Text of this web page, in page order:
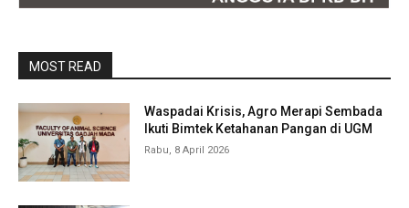
MOST READ
Waspadai Krisis, Agro Merapi Sembada
Ikuti Bimtek Ketahanan Pangan di UGM
Rabu, 8 April 2026